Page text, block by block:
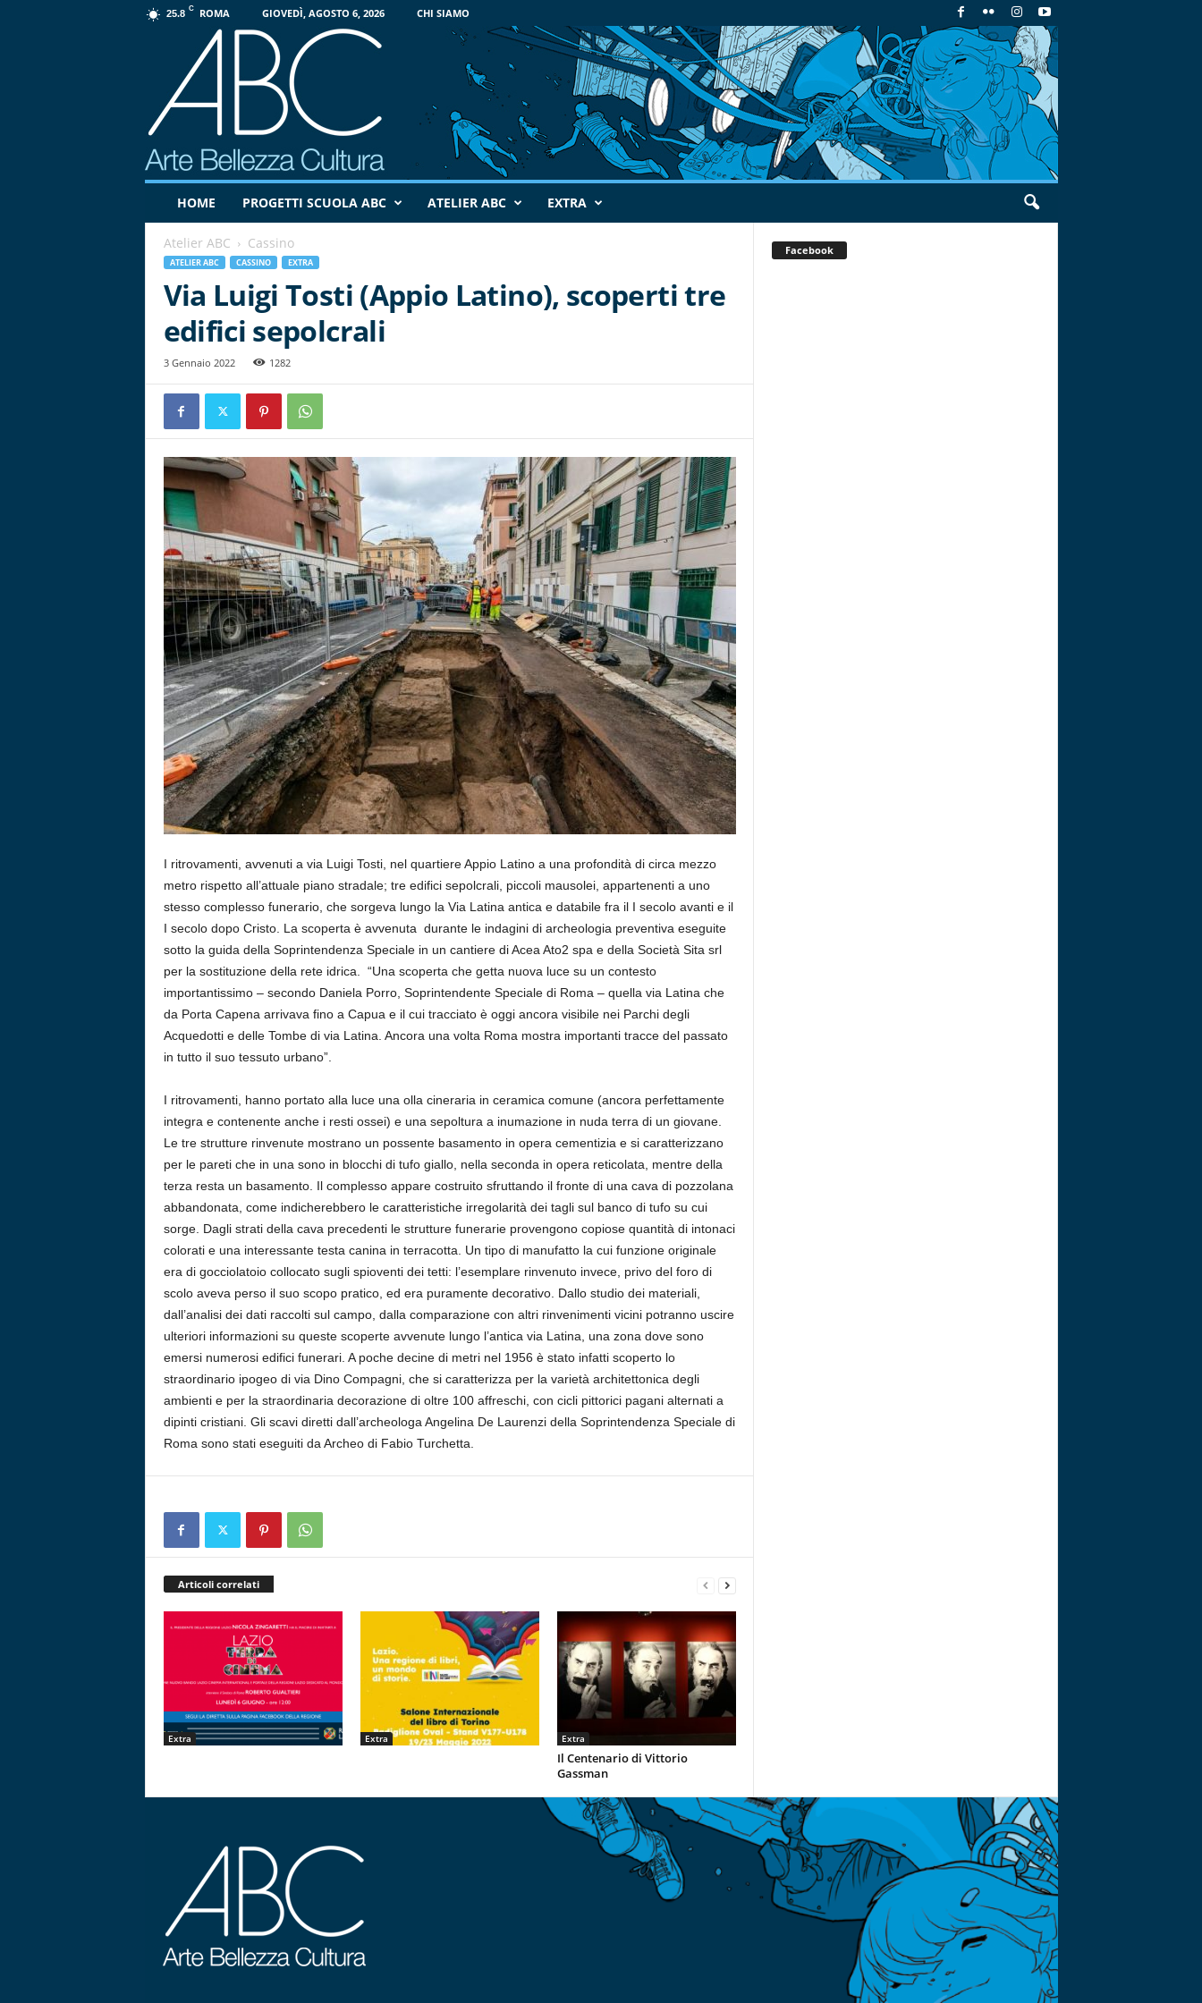
25.8 C ROMA GIOVEDÌ, AGOSTO 6, 2026 CHI SIAMO
o
HOME PROGETTI SCUOLA ABC ATELIER ABC EXTRA
Atelier ABC Cassino
ATELIER ABC CASSINO EXTRA
Via Luigi Tosti (Appio Latino), scoperti tre
edifici sepolcrali
3 Gennaio 2022 1282
I ritrovamenti, avvenuti a via Luigi Tosti, nel quartiere Appio Latino a una profondità di circa mezzo
metro rispetto all’attuale piano stradale; tre edifici sepolcrali, piccoli mausolei, appartenenti a uno
stesso complesso funerario, che sorgeva lungo la Via Latina antica e databile fra il I secolo avanti e il
I secolo dopo Cristo. La scoperta è avvenuta durante le indagini di archeologia preventiva eseguite
sotto la guida della Soprintendenza Speciale in un cantiere di Acea Ato2 spa e della Società Sita srl
per la sostituzione della rete idrica. “Una scoperta che getta nuova luce su un contesto
importantissimo – secondo Daniela Porro, Soprintendente Speciale di Roma – quella via Latina che
da Porta Capena arrivava fino a Capua e il cui tracciato è oggi ancora visibile nei Parchi degli
Acquedotti e delle Tombe di via Latina. Ancora una volta Roma mostra importanti tracce del passato
in tutto il suo tessuto urbano”.
I ritrovamenti, hanno portato alla luce una olla cineraria in ceramica comune (ancora perfettamente
integra e contenente anche i resti ossei) e una sepoltura a inumazione in nuda terra di un giovane.
Le tre strutture rinvenute mostrano un possente basamento in opera cementizia e si caratterizzano
per le pareti che in una sono in blocchi di tufo giallo, nella seconda in opera reticolata, mentre della
terza resta un basamento. Il complesso appare costruito sfruttando il fronte di una cava di pozzolana
abbandonata, come indicherebbero le caratteristiche irregolarità dei tagli sul banco di tufo su cui
sorge. Dagli strati della cava precedenti le strutture funerarie provengono copiose quantità di intonaci
colorati e una interessante testa canina in terracotta. Un tipo di manufatto la cui funzione originale
era di gocciolatoio collocato sugli spioventi dei tetti: l’esemplare rinvenuto invece, privo del foro di
scolo aveva perso il suo scopo pratico, ed era puramente decorativo. Dallo studio dei materiali,
dall’analisi dei dati raccolti sul campo, dalla comparazione con altri rinvenimenti vicini potranno uscire
ulteriori informazioni su queste scoperte avvenute lungo l’antica via Latina, una zona dove sono
emersi numerosi edifici funerari. A poche decine di metri nel 1956 è stato infatti scoperto lo
straordinario ipogeo di via Dino Compagni, che si caratterizza per la varietà architettonica degli
ambienti e per la straordinaria decorazione di oltre 100 affreschi, con cicli pittorici pagani alternati a
dipinti cristiani. Gli scavi diretti dall’archeologa Angelina De Laurenzi della Soprintendenza Speciale di
Roma sono stati eseguiti da Archeo di Fabio Turchetta.
Articoli correlati
Extra Extra Extra
Il Centenario di Vittorio
Gassman
Facebook